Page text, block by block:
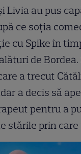
Livia au pus
ce soția
cu Spike în
de Bordea.
a trecut
a decis să
pentru a
stările prin care